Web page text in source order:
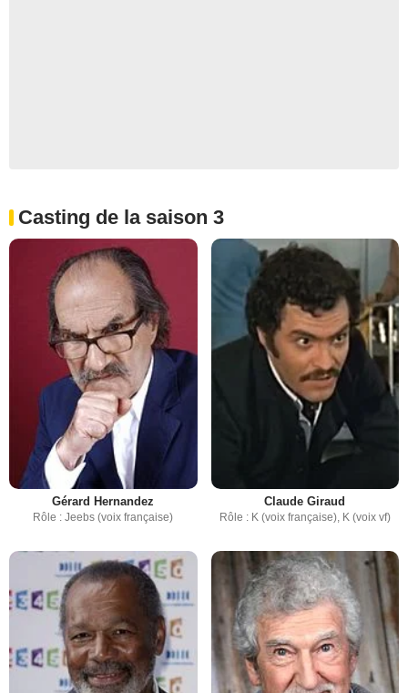
Casting de la saison 3
Gérard Hernandez
Rôle : Jeebs (voix française)
Claude Giraud
Rôle : K (voix française), K (voix vf)